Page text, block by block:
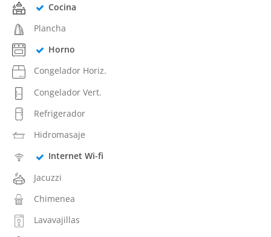
Cocina
Plancha
Horno
Congelador Horiz.
Congelador Vert.
Refrigerador
Hidromasaje
Internet Wi-fi
Jacuzzi
Chimenea
Lavavajillas